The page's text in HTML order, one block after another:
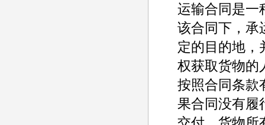
运输合同是一
该合同下，承
定的目的地，
权获取货物的
按照合同条款
果合同没有履